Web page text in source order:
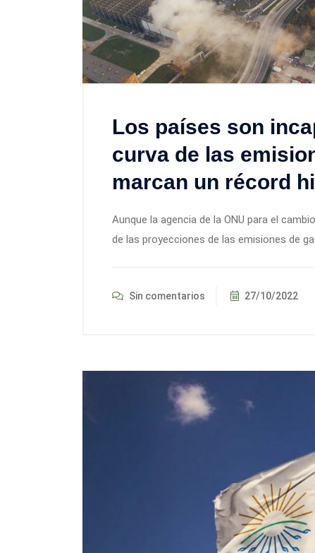
Los países son
curva de las
marcan un récord
Aunque la agencia de la ONU para el
de las proyecciones de las emisiones de
Sin comentarios 27/10/2022